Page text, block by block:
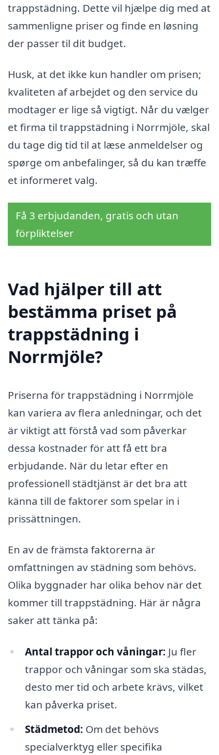
trappstädning. Dette vil hjælpe dig med at
sammenligne priser og finde en løsning
der passer til dit budget.
Husk, at det ikke kun handler om prisen;
kvaliteten af arbejdet og den service du
modtager er lige så vigtigt. Når du vælger
et firma til trappstädning i Norrmjöle, skal
du tage dig tid til at læse anmeldelser og
spørge om anbefalinger, så du kan træffe
et informeret valg.
Få 3 erbjudanden, gratis och utan
förpliktelser
Vad hjälper till att
bestämma priset på
trappstädning i
Norrmjöle?
Priserna för trappstädning i Norrmjöle
kan variera av flera anledningar, och det
är viktigt att förstå vad som påverkar
dessa kostnader för att få ett bra
erbjudande. När du letar efter en
professionell städtjänst är det bra att
känna till de faktorer som spelar in i
prissättningen.
En av de främsta faktorerna är
omfattningen av städning som behövs.
Olika byggnader har olika behov när det
kommer till trappstädning. Här är några
saker att tänka på:
Antal trappor och våningar: Ju fler
trappor och våningar som ska städas,
desto mer tid och arbete krävs, vilket
kan påverka priset.
Städmetod: Om det behövs
specialverktyg eller specifika